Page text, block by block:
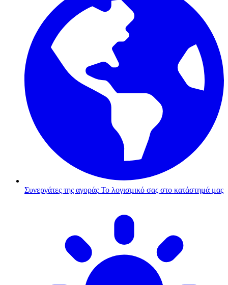
Συνεργάτες της αγοράς Το λογισμικό σας στο κατάστημά μας